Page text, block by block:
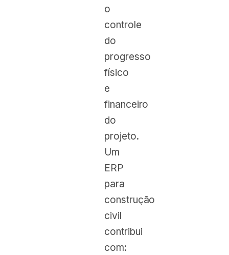
o
controle
do
progresso
físico
e
financeiro
do
projeto.
Um
ERP
para
construção
civil
contribui
com: